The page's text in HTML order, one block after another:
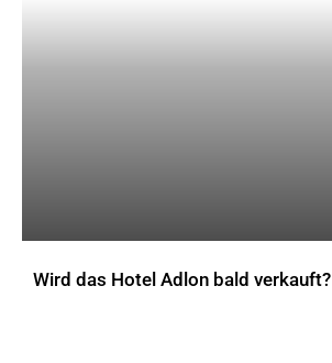
Wird das Hotel Adlon bald verkauft?